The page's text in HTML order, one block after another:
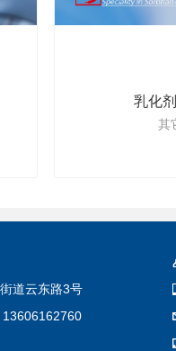
乳化
其
道云东路3号